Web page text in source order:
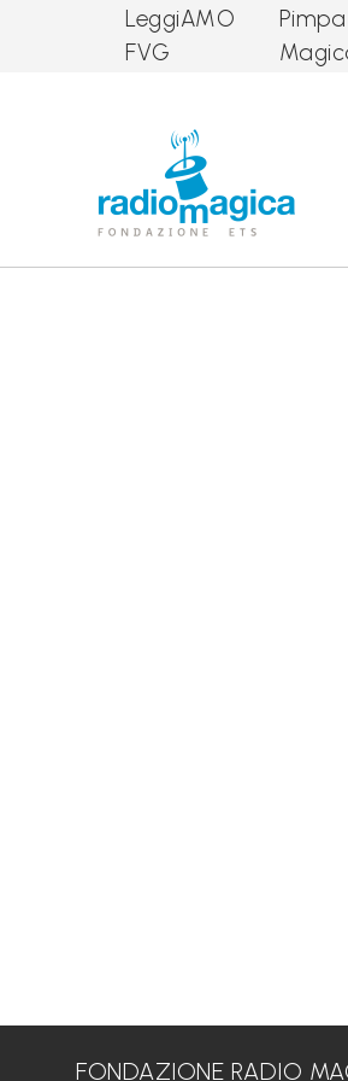
LeggiAMO
FVG
Pimpa
FONDAZIONE RADIO